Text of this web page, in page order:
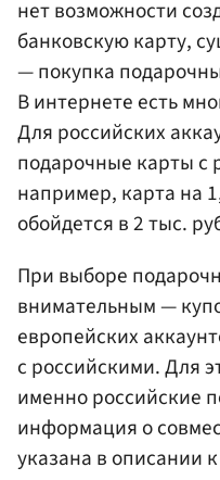
нет возможности
банковскую карту,
— покупка
В интернете есть
Для российских
подарочные карты
например, карта на
обойдется в 2 тыс.
При выборе
внимательным —
европейских
с российскими. Для
именно российские
информация о
указана в описании